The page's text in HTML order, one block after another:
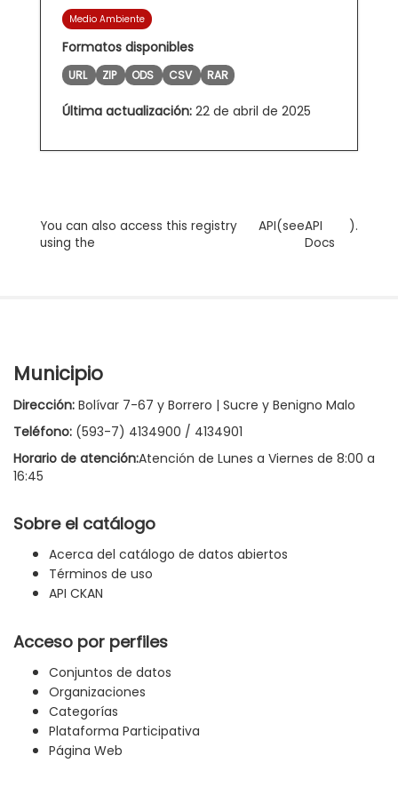
Medio Ambiente
Formatos disponibles
URL ZIP ODS CSV RAR
Última actualización: 22 de abril de 2025
You can also access this registry
using the
API(seeAPI
Docs
).
Municipio
Dirección: Bolívar 7-67 y Borrero | Sucre y Benigno Malo
Teléfono: (593-7) 4134900 / 4134901
Horario de atención:Atención de Lunes a Viernes de 8:00 a
16:45
Sobre el catálogo
Acerca del catálogo de datos abiertos
Términos de uso
API CKAN
Acceso por perfiles
Conjuntos de datos
Organizaciones
Categorías
Plataforma Participativa
Página Web